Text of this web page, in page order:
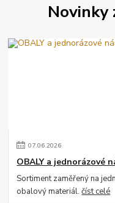
Novinky
07.06.2026
OBALY a jednorázové
Sortiment zaměřený na
obalový materiál.číst celé